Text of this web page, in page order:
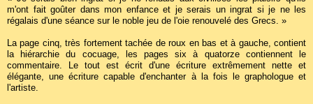
m'ont fait goûter dans mon enfance et je serais un ingrat si je ne les
régalais d'une séance sur le noble jeu de l'oie renouvelé des Grecs. »
La page cinq, très fortement tachée de roux en bas et à gauche, contient
la hiérarchie du cocuage, les pages six à quatorze contiennent le
commentaire. Le tout est écrit d'une écriture extrêmement nette et
élégante, une écriture capable d'enchanter à la fois le graphologue et
l'artiste.